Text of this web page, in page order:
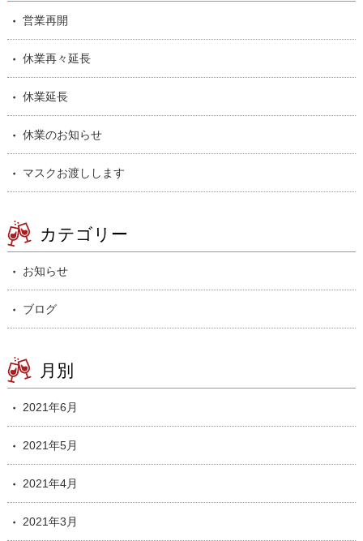
営業再開
休業再々延長
休業延長
休業のお知らせ
マスクお渡しします
カテゴリー
お知らせ
ブログ
月別
2021年6月
2021年5月
2021年4月
2021年3月